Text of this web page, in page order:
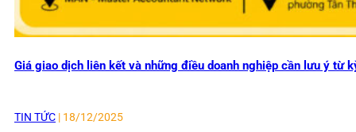
Giá giao dịch liên kết và những điều doanh nghiệp cần lưu ý từ
TIN TỨC | 18/12/2025